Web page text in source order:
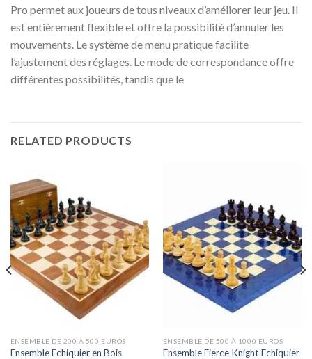
Pro permet aux joueurs de tous niveaux d’améliorer leur jeu. Il
est entièrement flexible et offre la possibilité d’annuler les
mouvements. Le système de menu pratique facilite
l’ajustement des réglages. Le mode de correspondance offre
différentes possibilités, tandis que le
RELATED PRODUCTS
ENSEMBLE DE 200 À 500 EUROS
Ensemble Echiquier en Bois
ENSEMBLE DE 500 À 1000 EUROS
Ensemble Fierce Knight Echiquier